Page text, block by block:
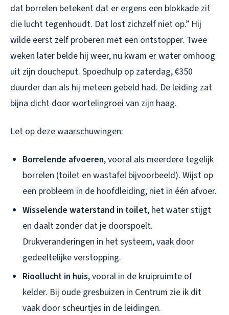
dat borrelen betekent dat er ergens een blokkade zit
die lucht tegenhoudt. Dat lost zichzelf niet op.” Hij
wilde eerst zelf proberen met een ontstopper. Twee
weken later belde hij weer, nu kwam er water omhoog
uit zijn doucheput. Spoedhulp op zaterdag, €350
duurder dan als hij meteen gebeld had. De leiding zat
bijna dicht door wortelingroei van zijn haag.
Let op deze waarschuwingen:
Borrelende afvoeren, vooral als meerdere tegelijk
borrelen (toilet en wastafel bijvoorbeeld). Wijst op
een probleem in de hoofdleiding, niet in één afvoer.
Wisselende waterstand in toilet, het water stijgt
en daalt zonder dat je doorspoelt.
Drukveranderingen in het systeem, vaak door
gedeeltelijke verstopping.
Rioollucht in huis, vooral in de kruipruimte of
kelder. Bij oude gresbuizen in Centrum zie ik dit
vaak door scheurtjes in de leidingen.